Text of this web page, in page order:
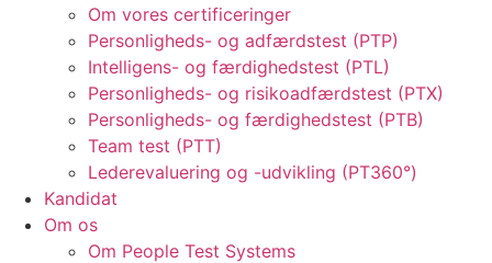
Om vores certificeringer
Personligheds- og adfærdstest (PTP)
Intelligens- og færdighedstest (PTL)
Personligheds- og risikoadfærdstest (PTX)
Personligheds- og færdighedstest (PTB)
Team test (PTT)
Lederevaluering og -udvikling (PT360°)
Kandidat
Om os
Om People Test Systems